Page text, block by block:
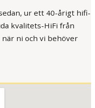
ur ett 40-årigt hifi-
kvalitets-HiFi från
ni och vi behöver